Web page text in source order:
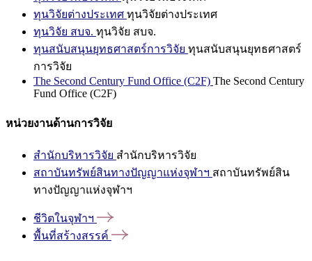
ทุนวิจัยต่างประเทศ ทุนวิจัยต่างประเทศ
ทุนวิจัย สบจ. ทุนวิจัย สบจ.
ทุนสนับสนุนยุทธศาสตร์การวิจัย ทุนสนับสนุนยุทธศาสตร์
การวิจัย
The Second Century Fund Office (C2F) The Second Century
Fund Office (C2F)
หน่วยงานด้านการวิจัย
สำนักบริหารวิจัย สำนักบริหารวิจัย
สถาบันทรัพย์สินทางปัญญาแห่งจุฬาฯ สถาบันทรัพย์สิน
ทางปัญญาแห่งจุฬาฯ
ชีวิตในจุฬาฯ
พื้นที่สร้างสรรค์